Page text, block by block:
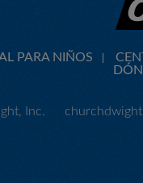
PARA NIÑOS
Inc.